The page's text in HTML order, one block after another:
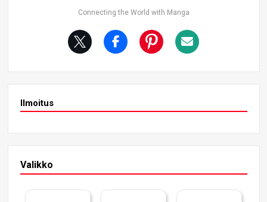
otka ovat jättäneet arpia hänen psyykeensä. Hänen hylk
nteidensa monimutkaisuutta. 2. Ken Takakuran tapaami
nen: Kohtalokas kohtaaminen Kun Momo on alakuloinen
n ei osannut odottaa.
Connecting the World with Manga
Ilmoitus
Valikko